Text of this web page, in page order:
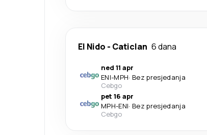
El Nido - Caticlan 6 dana
ned 11 apr
ENI-MPH· Bez presjedanja
Cebgo
pet 16 apr
MPH-ENI· Bez presjedanja
Cebgo